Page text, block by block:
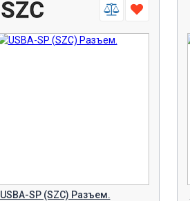
USBA-SP (SZC) Разъем.